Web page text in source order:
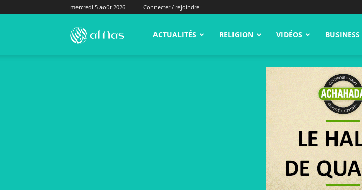
mercredi 5 août 2026 Connecter / rejoindre
alNas.fr ACTUALITÉS RELIGION VIDÉOS BUSINESS